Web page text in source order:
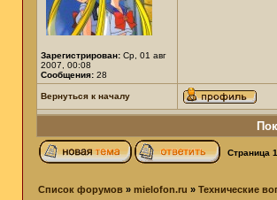
Зарегистрирован: Ср, 01 авг
2007, 00:08
Сообщения: 28
Вернуться к началу
Страница 1
Список форумов » mielofon.ru » Технические